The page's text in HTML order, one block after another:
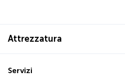
Attrezzatura
Servizi